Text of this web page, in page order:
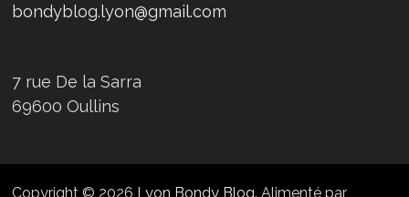
bondyblog.lyon@gmail.com
7 rue De la Sarra
69600 Oullins
Copyright © 2026 Lyon Bondy Blog. Alimenté par